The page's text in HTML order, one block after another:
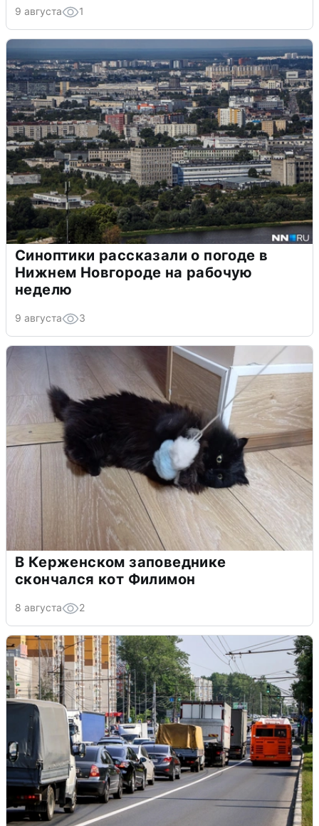
9 августа 1
Синоптики рассказали о погоде в
Нижнем Новгороде на рабочую
неделю
9 августа 3
В Керженском заповеднике
скончался кот Филимон
8 августа 2